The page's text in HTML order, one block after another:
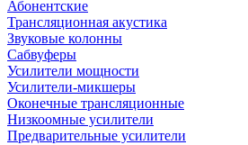
Абонентские
Трансляционная акустика
Звуковые колонны
Сабвуферы
Усилители мощности
Усилители-микшеры
Оконечные трансляционные
Низкоомные усилители
Предварительные усилители